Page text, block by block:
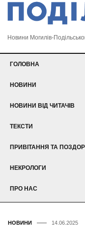
Новини Могилів-
ГОЛОВНА
НОВИНИ
НОВИНИ ВІД ЧИТАЧІВ
ТЕКСТИ
ПРИВІТАННЯ ТА
НЕКРОЛОГИ
ПРО НАС
НОВИНИ 14.06.2025